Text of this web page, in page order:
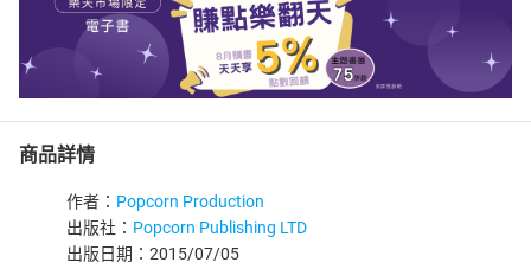
商品詳情
作者： Popcorn Production
出版社： Popcorn Publishing LTD
出版日期：2015/07/05